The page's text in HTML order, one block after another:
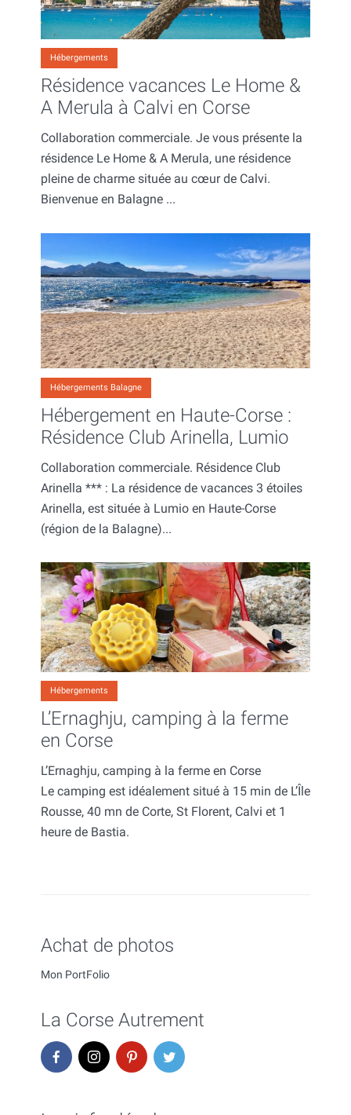
Hébergements
Résidence vacances Le Home &
A Merula à Calvi en Corse
Collaboration commerciale. Je vous présente la
résidence Le Home & A Merula, une résidence
pleine de charme située au cœur de Calvi.
Bienvenue en Balagne ...
Hébergements Balagne
Hébergement en Haute-Corse :
Résidence Club Arinella, Lumio
Collaboration commerciale. Résidence Club
Arinella *** : La résidence de vacances 3 étoiles
Arinella, est située à Lumio en Haute-Corse
(région de la Balagne)...
Hébergements
L’Ernaghju, camping à la ferme
en Corse
L’Ernaghju, camping à la ferme en Corse
Le camping est idéalement situé à 15 min de L’Île
Rousse, 40 mn de Corte, St Florent, Calvi et 1
heure de Bastia.
Achat de photos
Mon PortFolio
La Corse Autrement